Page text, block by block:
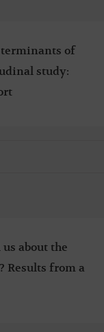
of
study:
about the
Results from a